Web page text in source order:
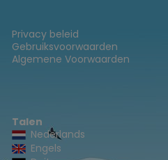
Privacy beleid
Gebruiksvoorwaarden
Algemene Voorwaarden
Talen
Nederlands
Engels